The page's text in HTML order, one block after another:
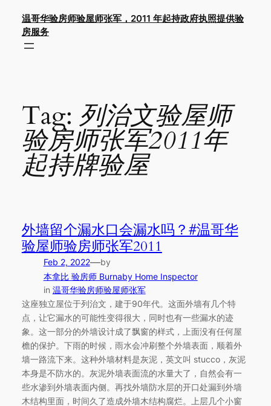
content
温哥华验房师验屋师张军，2011 年起持政府执照提供验
房服务
Tag: 列治文验屋师
验房师张军2011年
起持牌验屋
外墙留个漏水口会漏水吗？#温哥华
验屋师验房师张军2011
Feb 2, 2022—by
本拿比 验房师 Burnaby Home Inspector
in 温哥华验房师验屋师张军
这座独立屋位于列治文，建于90年代。这面外墙有几个特
点，让它漏水的可能性变得很大，同时也有一些漏水的迹
象。这一部分的外墙设计成了飘窗的样式，上面没有任何屋
檐的保护。下雨的时候，雨水会冲刷整个外墙表面，顺着外
墙一路流下来。这种外墙材料是灰泥，英文叫 stucco，灰泥
本身是不防水的。灰泥外墙表面流的水量大了，自然会有一
些水渗到外墙表面内侧。再找外墙防水层的开口处漏到外墙
木结构里面，时间久了造成外墙木结构腐烂。上层几个小窗